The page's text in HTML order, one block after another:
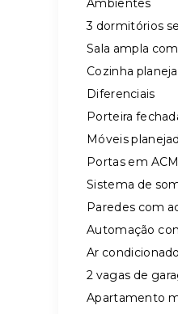
Ambientes
3 dormitórios
Sala ampla
Cozinha
Diferenciais
Porteira
Móveis
Portas em ACM
Sistema de
Paredes com
Automação
Ar
2 vagas de
Apartamento